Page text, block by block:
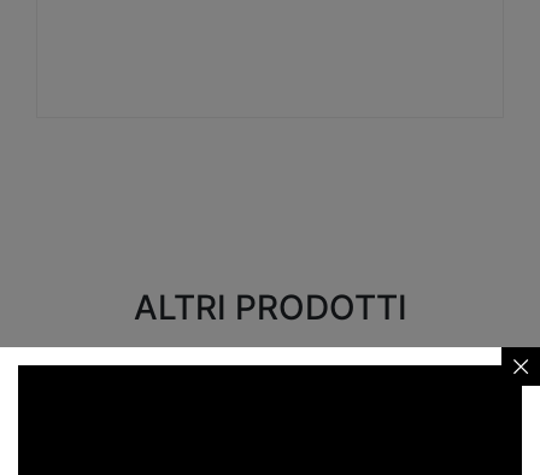
ALTRI PRODOTTI